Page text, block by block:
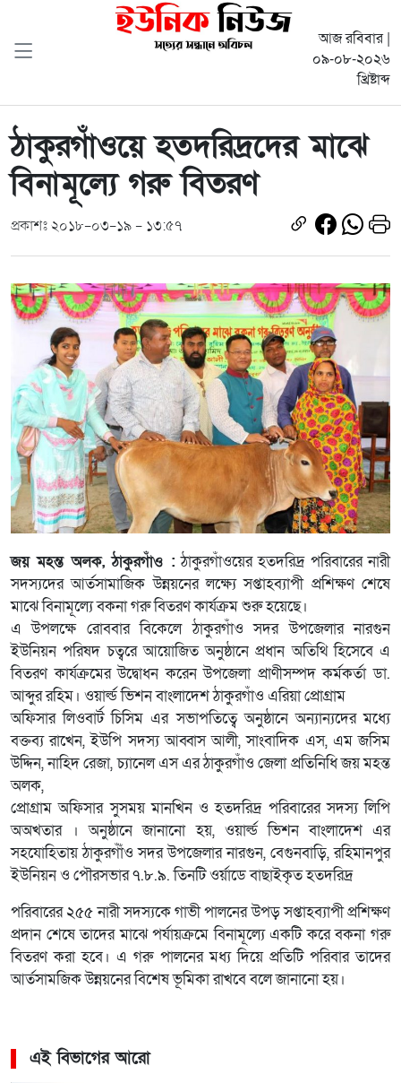
আজ রবিবার |
০৯-০৮-২০২৬
খ্রিষ্টাব্দ
ঠাকুরগাঁওয়ে হতদরিদ্রদের মাঝে
বিনামূল্যে গরু বিতরণ
প্রকাশঃ ২০১৮-০৩-১৯ - ১৩:৫৭
জয় মহন্ত অলক, ঠাকুরগাঁও : ঠাকুরগাঁওয়ের হতদরিদ্র পরিবারের নারী
সদস্যদের আর্তসামাজিক উন্নয়নের লক্ষ্যে সপ্তাহব্যাপী প্রশিক্ষণ শেষে
মাঝে বিনামূল্যে বকনা গরু বিতরণ কার্যক্রম শুরু হয়েছে।
এ উপলক্ষে রোববার বিকেলে ঠাকুরগাঁও সদর উপজেলার নারগুন
ইউনিয়ন পরিষদ চত্বরে আয়োজিত অনুষ্ঠানে প্রধান অতিথি হিসেবে এ
বিতরণ কার্যক্রমের উদ্বোধন করেন উপজেলা প্রাণীসম্পদ কর্মকর্তা ডা.
আব্দুর রহিম। ওয়ার্ল্ড ভিশন বাংলাদেশ ঠাকুরগাঁও এরিয়া প্রোগ্রাম
অফিসার লিওবার্ট চিসিম এর সভাপতিত্বে অনুষ্ঠানে অন্যান্যদের মধ্যে
বক্তব্য রাখেন, ইউপি সদস্য আব্বাস আলী, সাংবাদিক এস, এম জসিম
উদ্দিন, নাহিদ রেজা, চ্যানেল এস এর ঠাকুরগাঁও জেলা প্রতিনিধি জয় মহন্ত
অলক,
প্রোগ্রাম অফিসার সুসময় মানখিন ও হতদরিদ্র পরিবারের সদস্য লিপি
অঅখতার । অনুষ্ঠানে জানানো হয়, ওয়ার্ল্ড ভিশন বাংলাদেশ এর
সহযোহিতায় ঠাকুরগাঁঁও সদর উপজেলার নারগুন, বেগুনবাড়ি, রহিমানপুর
ইউনিয়ন ও পৌরসভার ৭.৮.৯. তিনটি ওর্য়াডে বাছাইকৃত হতদরিদ্র
পরিবারের ২৫৫ নারী সদস্যকে গাভী পালনের উপড় সপ্তাহব্যাপী প্রশিক্ষণ
প্রদান শেষে তাদের মাঝে পর্যায়ক্রমে বিনামূল্যে একটি করে বকনা গরু
বিতরণ করা হবে। এ গরু পালনের মধ্য দিয়ে প্রতিটি পরিবার তাদের
আর্তসামজিক উন্নয়নের বিশেষ ভূমিকা রাখবে বলে জানানো হয়।
এই বিভাগের আরো